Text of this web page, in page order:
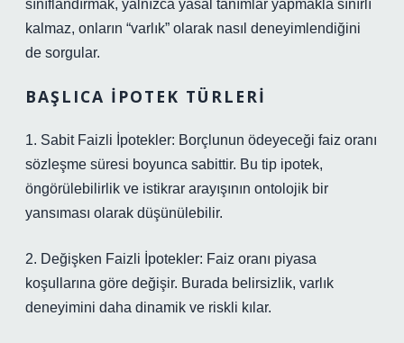
sınıflandırmak, yalnızca yasal tanımlar yapmakla sınırlı
kalmaz, onların “varlık” olarak nasıl deneyimlendiğini
de sorgular.
BAŞLICA İPOTEK TÜRLERI
1. Sabit Faizli İpotekler: Borçlunun ödeyeceği faiz oranı
sözleşme süresi boyunca sabittir. Bu tip ipotek,
öngörülebilirlik ve istikrar arayışının ontolojik bir
yansıması olarak düşünülebilir.
2. Değişken Faizli İpotekler: Faiz oranı piyasa
koşullarına göre değişir. Burada belirsizlik, varlık
deneyimini daha dinamik ve riskli kılar.